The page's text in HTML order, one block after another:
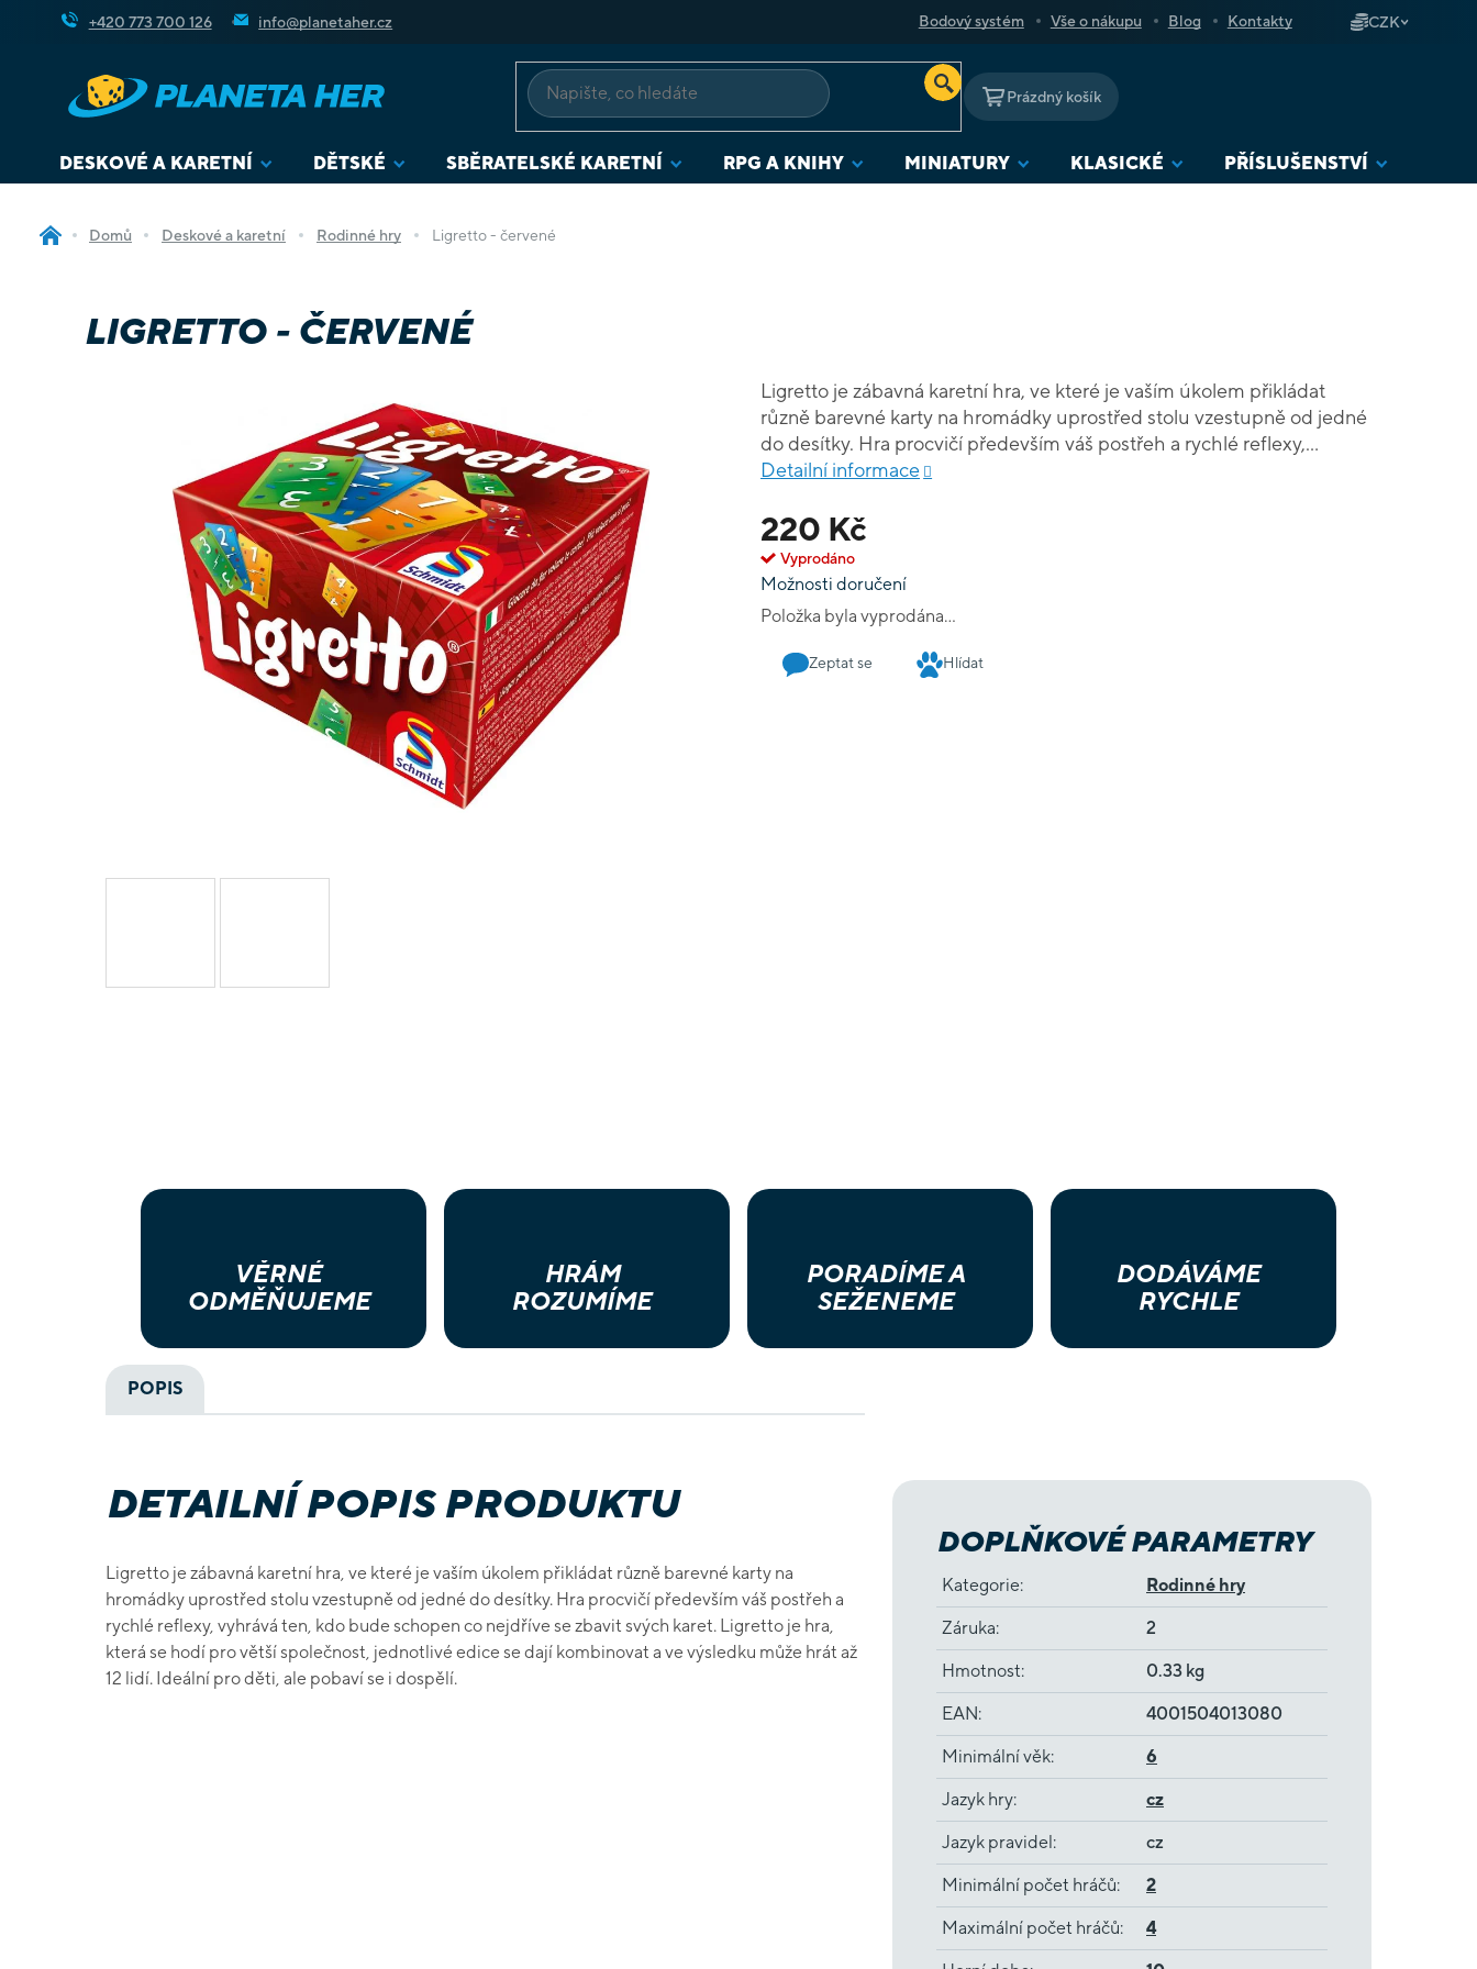
+420 773 700 126 info@planetaher.cz Bodový systém Vše o nákupu Blog Kontakty CZK
NÁKUPNÍ
KOŠÍK
Prázdný košík
DESKOVÉ A KARETNÍ DĚTSKÉ SBĚRATELSKÉ KARETNÍ RPG A KNIHY MINIATURY KLASICKÉ PŘÍSLUŠENSTVÍ
Domů Deskové a karetní Rodinné hry Ligretto - červené
LIGRETTO - ČERVENÉ
220 Kč
Vyprodáno
Možnosti doručení
Položka byla vyprodána…
Ligretto je zábavná karetní hra, ve které je vaším úkolem přikládat
různě barevné karty na hromádky uprostřed stolu vzestupně od jedné
do desítky. Hra procvičí především váš postřeh a rychlé reflexy,
vyhrává ten, kdo bude schopen co nejdříve se zbavit svých karet.
dají kombinovat a ve výsledku může hrát až 12 lidí. Ideální pro děti, ale
pobaví se i dospělí.
Detailní informace
Zeptat se Hlídat
VĚRNÉ
ODMĚŇUJEME
HRÁM
ROZUMÍME
PORADÍME A
SEŽENEME
DODÁVÁME
RYCHLE
POPIS
DETAILNÍ POPIS PRODUKTU
Ligretto je zábavná karetní hra, ve které je vaším úkolem přikládat různě barevné karty na
hromádky uprostřed stolu vzestupně od jedné do desítky. Hra procvičí především váš postřeh a
rychlé reflexy, vyhrává ten, kdo bude schopen co nejdříve se zbavit svých karet. Ligretto je hra,
která se hodí pro větší společnost, jednotlivé edice se dají kombinovat a ve výsledku může hrát až
12 lidí. Ideální pro děti, ale pobaví se i dospělí.
DOPLŇKOVÉ PARAMETRY
Kategorie: Rodinné hry
Záruka: 2
Hmotnost: 0.33 kg
EAN: 4001504013080
Minimální věk: 6
Jazyk hry: cz
Jazyk pravidel: cz
Minimální počet hráčů: 2
Maximální počet hráčů: 4